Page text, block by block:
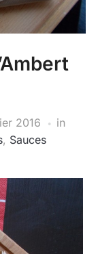
2016
in
, Sauces